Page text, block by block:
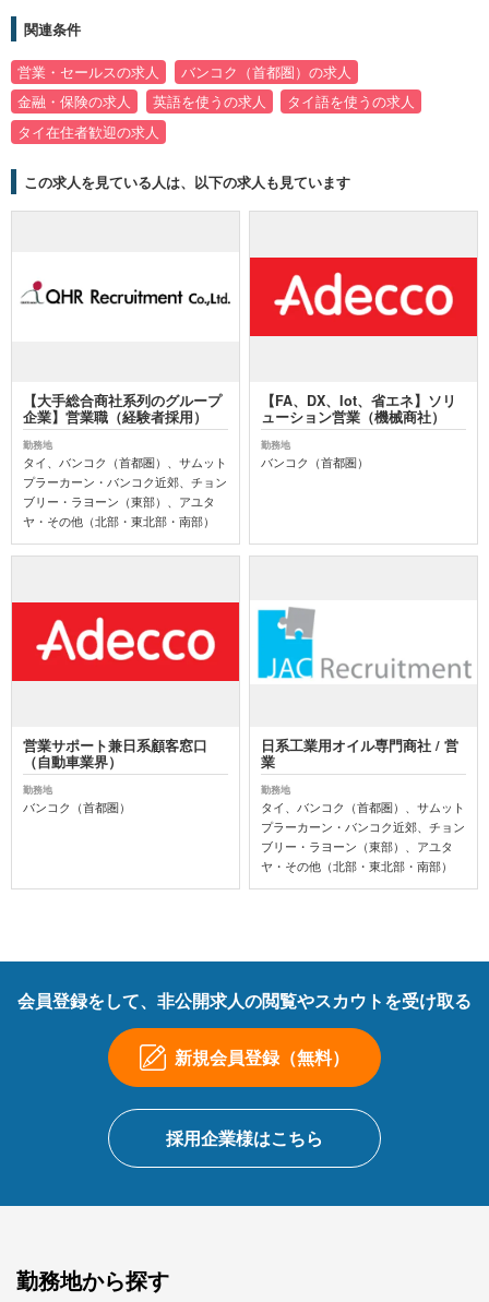
関連条件
営業・セールスの求人
バンコク（首都圏）の求人
金融・保険の求人
英語を使うの求人
タイ語を使うの求人
タイ在住者歓迎の求人
この求人を見ている人は、以下の求人も見ています
【大手総合商社系列のグループ
企業】営業職（経験者採用）
勤務地
タイ、バンコク（首都圏）、サムット
プラーカーン・バンコク近郊、チョン
ブリー・ラヨーン（東部）、アユタ
ヤ・その他（北部・東北部・南部）
【FA、DX、Iot、省エネ】ソリ
ューション営業（機械商社）
勤務地
バンコク（首都圏）
営業サポート兼日系顧客窓口
（自動車業界）
勤務地
バンコク（首都圏）
日系工業用オイル専門商社 / 営
業
勤務地
タイ、バンコク（首都圏）、サムット
プラーカーン・バンコク近郊、チョン
ブリー・ラヨーン（東部）、アユタ
ヤ・その他（北部・東北部・南部）
会員登録をして、非公開求人の閲覧やスカウトを受け取る
新規会員登録（無料）
採用企業様はこちら
勤務地から探す